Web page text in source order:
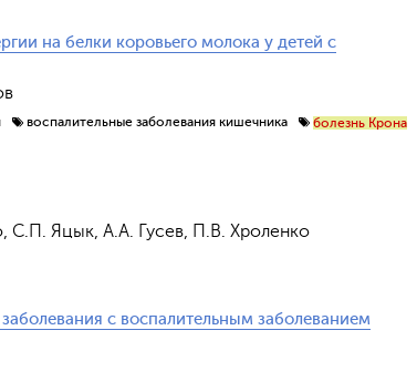
на белки коровьего молока у детей с
воспалительные заболевания кишечника
болезнь Крона
Яцык, А.А. Гусев, П.В. Хроленко
с воспалительным заболеванием